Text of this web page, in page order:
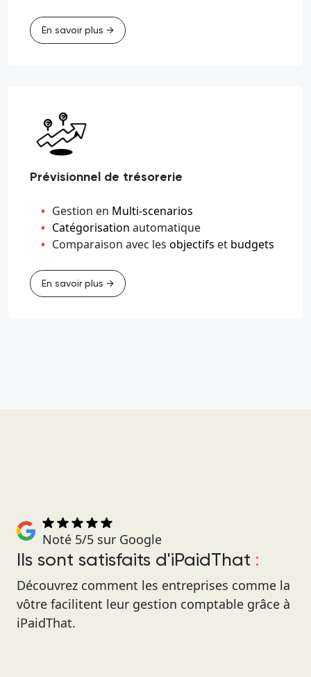
En savoir plus →
Prévisionnel de trésorerie
Gestion en Multi-scenarios
Catégorisation automatique
Comparaison avec les objectifs et budgets
En savoir plus →
Noté 5/5 sur Google
Ils sont satisfaits d'iPaidThat :
Découvrez comment les entreprises comme la
vôtre facilitent leur gestion comptable grâce à
iPaidThat.